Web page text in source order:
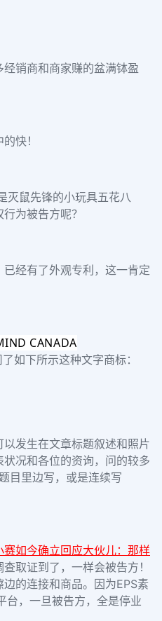
销商和商家赚的盆满钵盈
快！
灭鼠先锋的小玩具五花八
为被告方呢？
经有了外观专利，这一肯定
CANADA
如下所示这种文字商标：
发生在文章标题叙述和照片
况和各位的资询，问的较多
目里边写，或是连续写
赛如今确立回应大伙儿：那样
取证到了，一样会被告方！
的连接和商品。因为EPS素
台，一旦被告方，全是停业